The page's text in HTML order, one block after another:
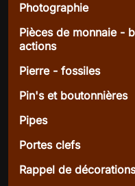
Photographie
Pièces de monnaie -
actions
Pierre - fossiles
Pin's et boutonnières
Pipes
Portes clefs
Rappel de décorations